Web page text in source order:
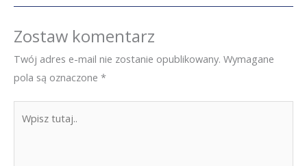
Zostaw komentarz
Twój adres e-mail nie zostanie opublikowany. Wymagane
pola są oznaczone *
tutaj..